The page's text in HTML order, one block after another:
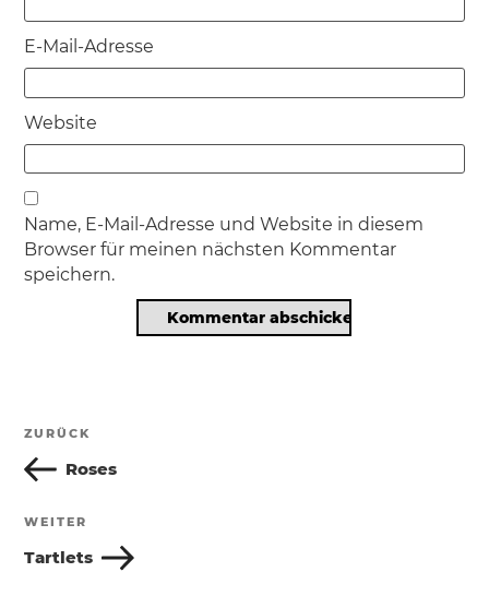
E-Mail-Adresse
Website
Name, E-Mail-Adresse und Website in diesem
Browser für meinen nächsten Kommentar
speichern.
Beitragsnavigation
Vorheriger
Beitrag
ZURÜCK
Roses
Nächster
Beitrag
WEITER
Tartlets